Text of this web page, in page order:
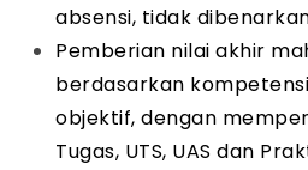
absensi, tidak
Pemberian nilai akhir
berdasarkan
objektif, dengan
Tugas, UTS, UAS dan